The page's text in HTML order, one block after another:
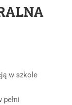
w szkole